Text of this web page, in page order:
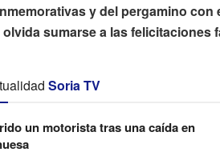
y del pergamino
olvida sumarse a las felicitaciones
Soria TV
un motorista tras una caída en